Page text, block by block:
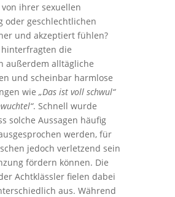
ihrer sexuellen
oder geschlechtlichen
und akzeptiert fühlen?
hinterfragten die
außerdem alltägliche
und scheinbar harmlose
wie „Das ist voll schwul“
. Schnell wurde
solche Aussagen häufig
werden, für
jedoch verletzend sein
fördern können. Die
Achtklässler fielen dabei
aus. Während